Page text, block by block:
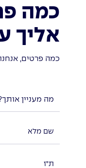
כמה
אליך
כמה פרטים,
מה מעניין